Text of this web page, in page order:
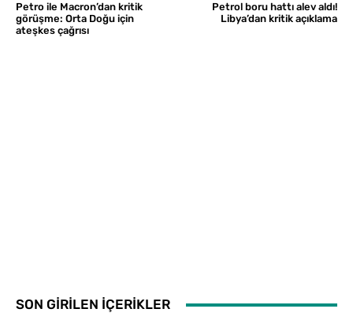
Petro ile Macron’dan kritik
görüşme: Orta Doğu için
ateşkes çağrısı
Petrol boru hattı alev aldı!
Libya’dan kritik açıklama
SON GİRİLEN İÇERİKLER